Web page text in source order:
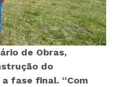
de Obras,
do
a fase final. “Com